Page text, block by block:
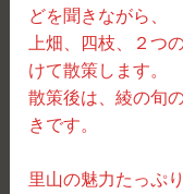
どを聞きながら、
上畑、四枝、２つ
けて散策します。
散策後は、綾の旬
きです。
里山の魅力たっぷ